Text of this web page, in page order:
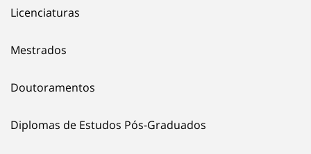
Licenciaturas
Mestrados
Doutoramentos
Diplomas de Estudos Pós-Graduados